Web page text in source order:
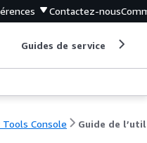
Contactez-nous
Guides de service
Console